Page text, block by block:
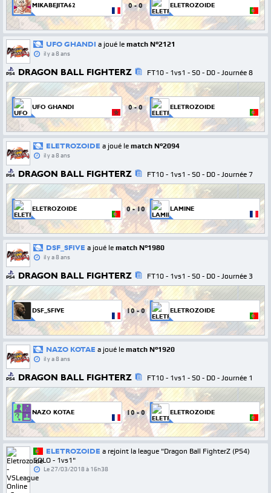
MIKABEJITA62 0-0 ELETROZOIDE
UFO GHANDI a joué le match N°2121
il y a 8 ans
PS4 DRAGON BALL FIGHTERZ FT10 - 1vs1 - S0 - D0 - Journée 8
UFO GHANDI 0-0 ELETROZOIDE
ELETROZOIDE a joué le match N°2094
il y a 8 ans
PS4 DRAGON BALL FIGHTERZ FT10 - 1vs1 - S0 - D0 - Journée 7
ELETROZOIDE 0-10 LAMINE
DSF_SFIVE a joué le match N°1980
il y a 8 ans
PS4 DRAGON BALL FIGHTERZ FT10 - 1vs1 - S0 - D0 - Journée 3
DSF_SFIVE 10-0 ELETROZOIDE
NAZO KOTAE a joué le match N°1920
il y a 8 ans
PS4 DRAGON BALL FIGHTERZ FT10 - 1vs1 - S0 - D0 - Journée 1
NAZO KOTAE 10-0 ELETROZOIDE
ELETROZOIDE a rejoint la league "Dragon Ball FighterZ (PS4)
SOLO - 1vs1"
Le27/03/2018 à 16h38